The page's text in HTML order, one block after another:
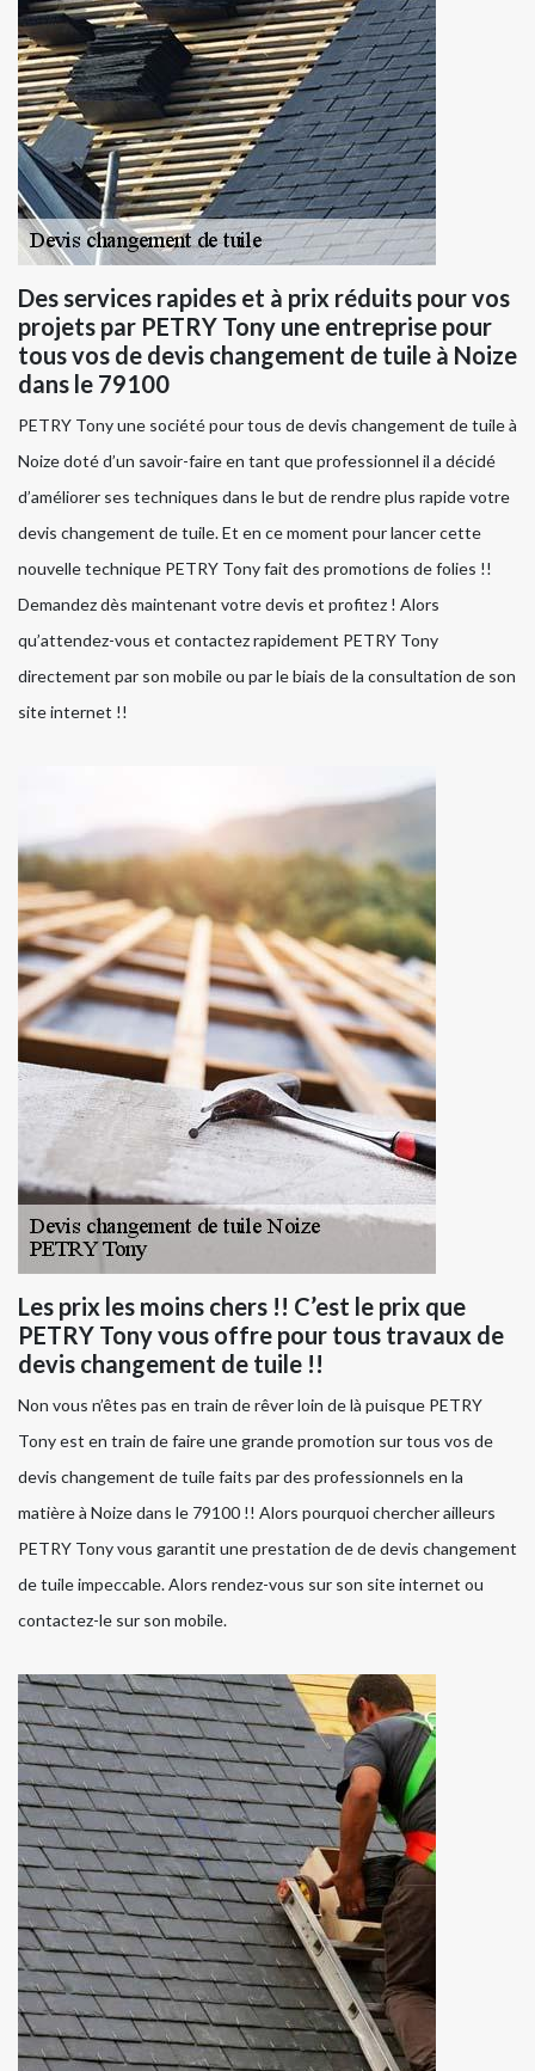
Des services rapides et à prix réduits pour vos
projets par PETRY Tony une entreprise pour
tous vos de devis changement de tuile à Noize
dans le 79100
PETRY Tony une société pour tous de devis changement de tuile à
Noize doté d’un savoir-faire en tant que professionnel il a décidé
d’améliorer ses techniques dans le but de rendre plus rapide votre
devis changement de tuile. Et en ce moment pour lancer cette
nouvelle technique PETRY Tony fait des promotions de folies !!
Demandez dès maintenant votre devis et profitez ! Alors
qu’attendez-vous et contactez rapidement PETRY Tony
directement par son mobile ou par le biais de la consultation de son
site internet !!
Les prix les moins chers !! C’est le prix que
PETRY Tony vous offre pour tous travaux de
devis changement de tuile !!
Non vous n’êtes pas en train de rêver loin de là puisque PETRY
Tony est en train de faire une grande promotion sur tous vos de
devis changement de tuile faits par des professionnels en la
matière à Noize dans le 79100 !! Alors pourquoi chercher ailleurs
PETRY Tony vous garantit une prestation de de devis changement
de tuile impeccable. Alors rendez-vous sur son site internet ou
contactez-le sur son mobile.